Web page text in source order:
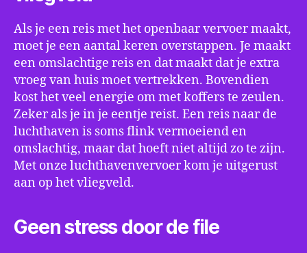
Als je een reis met het openbaar vervoer maakt,
moet je een aantal keren overstappen. Je maakt
een omslachtige reis en dat maakt dat je extra
vroeg van huis moet vertrekken. Bovendien
kost het veel energie om met koffers te zeulen.
Zeker als je in je eentje reist. Een reis naar de
luchthaven is soms flink vermoeiend en
omslachtig, maar dat hoeft niet altijd zo te zijn.
Met onze luchthavenvervoer kom je uitgerust
aan op het vliegveld.
Geen stress door de file